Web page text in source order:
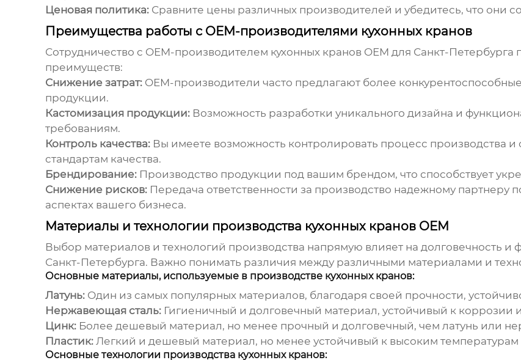
Ценовая политика:Сравните цены различных производителей и убедитесь, что они
Преимущества работы с OEM-производителями кухонных кранов
Сотрудничество с OEM-производителем кухонных кранов OEM для Санкт-Петербурга
преимуществ:
Снижение затрат:OEM-производители часто предлагают более
продукции.
Кастомизация продукции:Возможность разработки уникального дизайна и
требованиям.
Контроль качества:Вы имеете возможность контролировать процесс производства
стандартам качества.
Брендирование:Производство продукции под вашим брендом, что способствует
Снижение рисков:Передача ответственности за производство надежному партнеру
аспектах вашего бизнеса.
Материалы и технологии производства кухонных кранов OEM
Выбор материалов и технологий производства напрямую влияет на долговечность и
Санкт-Петербурга. Важно понимать различия между различными материалами и
Основные материалы, используемые в производстве кухонных кранов:
Латунь:Один из самых популярных материалов, благодаря своей прочности,
Нержавеющая сталь:Гигиеничный и долговечный материал, устойчивый к коррозии
Цинк:Более дешевый материал, но менее прочный и долговечный, чем латунь или
Пластик:Легкий и дешевый материал, но менее устойчивый к высоким
Основные технологии производства кухонных кранов: